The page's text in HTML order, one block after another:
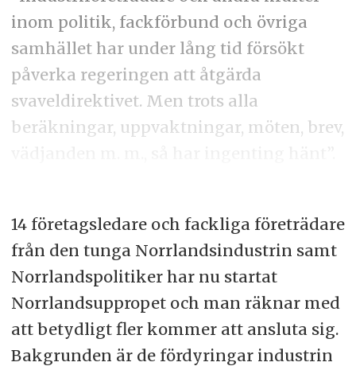
inom politik, fackförbund och övriga
samhället har under lång tid försökt
påverka regeringen att åtgärda
svaveldirektivet. Men trots alla
beräkningar, uppvaktningar, möten, brev,
14 företagsledare och fackliga företrädare
från den tunga Norrlandsindustrin samt
Norrlandspolitiker har nu startat
Norrlandsuppropet och man räknar med
att betydligt fler kommer att ansluta sig.
Bakgrunden är de fördyringar industrin